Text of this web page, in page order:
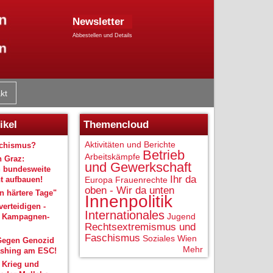
Newsletter
Abbestellen und Details
Graz:
bundesweite
aufbauen!
härtere Tage"
-
Genozid
am ESC!
Krieg und
Themencloud
Aktivitäten und Berichte
Arbeitskämpfe Betrieb
und Gewerkschaft
Europa Frauenrechte Ihr da
oben - Wir da unten
Innenpolitik
Internationales Jugend
Rechtsextremismus und
Faschismus Soziales Wien
Mehr